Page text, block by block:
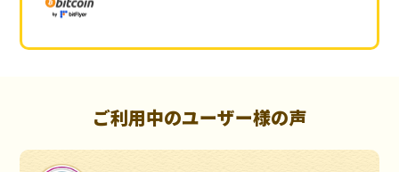
ご利用中のユーザー様の声